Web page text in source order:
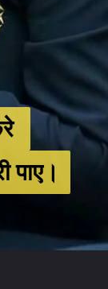
पाए।
पाए।